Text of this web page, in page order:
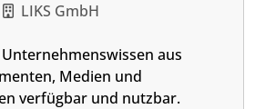
LIKS GmbH
aus
Medien und
verfügbar und nutzbar.